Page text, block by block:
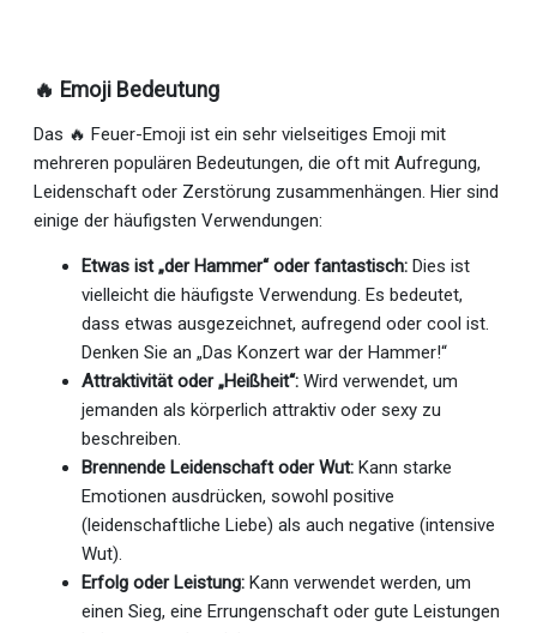
🔥 Emoji Bedeutung
Das 🔥 Feuer-Emoji ist ein sehr vielseitiges Emoji mit
mehreren populären Bedeutungen, die oft mit Aufregung,
Leidenschaft oder Zerstörung zusammenhängen. Hier sind
einige der häufigsten Verwendungen:
Etwas ist „der Hammer“ oder fantastisch: Dies ist
vielleicht die häufigste Verwendung. Es bedeutet,
dass etwas ausgezeichnet, aufregend oder cool ist.
Denken Sie an „Das Konzert war der Hammer!“
Attraktivität oder „Heißheit“: Wird verwendet, um
jemanden als körperlich attraktiv oder sexy zu
beschreiben.
Brennende Leidenschaft oder Wut: Kann starke
Emotionen ausdrücken, sowohl positive
(leidenschaftliche Liebe) als auch negative (intensive
Wut).
Erfolg oder Leistung: Kann verwendet werden, um
einen Sieg, eine Errungenschaft oder gute Leistungen